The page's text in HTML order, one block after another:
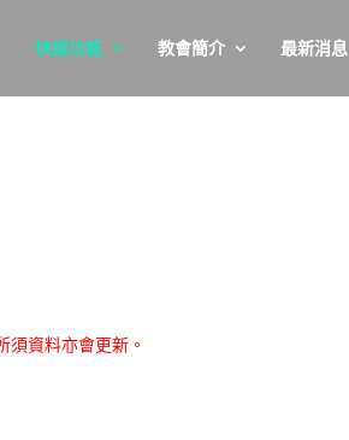
快速功能 教會簡介 最新消息
資料亦會更新。